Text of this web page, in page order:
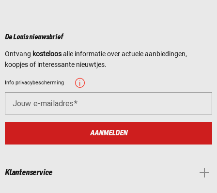
De Louis nieuwsbrief
Ontvang kosteloosalle informatie over actuele aanbiedingen,
koopjes of interessante nieuwtjes.
Info privacybescherming
Jouw e-mailadres
AANMELDEN
Klantenservice